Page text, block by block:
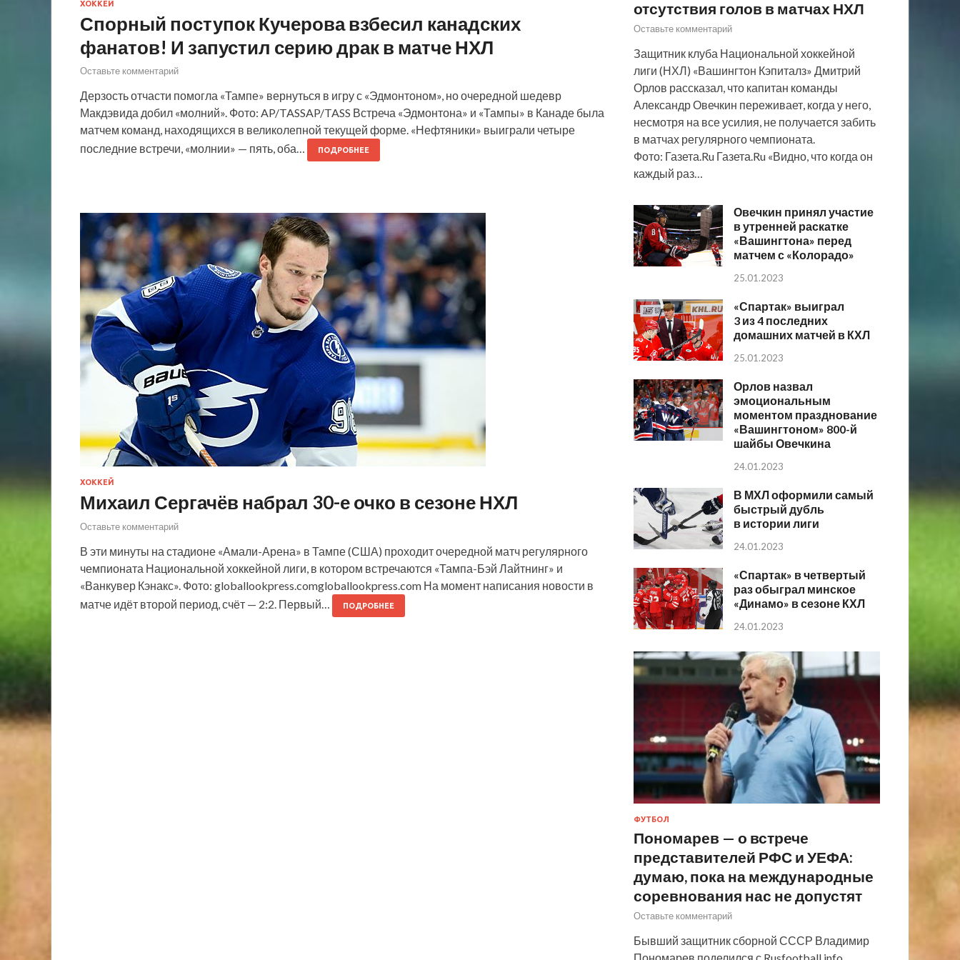
ХОККЕЙ
Спорный поступок Кучерова взбесил канадских
фанатов! И запустил серию драк в матче НХЛ
Оставьте комментарий
Дерзость отчасти помогла «Тампе» вернуться в игру с «Эдмонтоном», но очередной шедевр
Макдэвида добил «молний». Фото: AP/TASSAP/TASS Встреча «Эдмонтона» и «Тампы» в Канаде была
матчем команд, находящихся в великолепной текущей форме. «Нефтяники» выиграли четыре
последние встречи, «молнии» — пять, оба…
ПОДРОБНЕЕ
ХОККЕЙ
Михаил Сергачёв набрал 30-е очко в сезоне НХЛ
Оставьте комментарий
В эти минуты на стадионе «Амали-Арена» в Тампе (США) проходит очередной матч регулярного
чемпионата Национальной хоккейной лиги, в котором встречаются «Тампа-Бэй Лайтнинг» и
«Ванкувер Кэнакс». Фото: globallookpress.comgloballookpress.com На момент написания новости в
матче идёт второй период, счёт — 2:2. Первый…
ПОДРОБНЕЕ
отсутствия голов в матчах НХЛ
Оставьте комментарий
Защитник клуба Национальной хоккейной
лиги (НХЛ) «Вашингтон Кэпиталз» Дмитрий
Орлов рассказал, что капитан команды
Александр Овечкин переживает, когда у него,
несмотря на все усилия, не получается забить
в матчах регулярного чемпионата.
Фото: Газета.Ru Газета.Ru «Видно, что когда он
каждый раз…
Овечкин принял участие
в утренней раскатке
«Вашингтона» перед
матчем с «Колорадо»
25.01.2023
«Спартак» выиграл
3 из 4 последних
домашних матчей в КХЛ
25.01.2023
Орлов назвал
эмоциональным
моментом празднование
«Вашингтоном» 800-й
шайбы Овечкина
24.01.2023
В МХЛ оформили самый
быстрый дубль
в истории лиги
24.01.2023
«Спартак» в четвертый
раз обыграл минское
«Динамо» в сезоне КХЛ
24.01.2023
ФУТБОЛ
Пономарев — о встрече
представителей РФС и УЕФА:
думаю, пока на международные
соревнования нас не допустят
Оставьте комментарий
Бывший защитник сборной СССР Владимир